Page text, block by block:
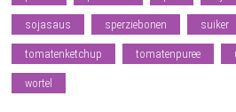
sojasaus sperziebonen suiker
tomatenketchup tomatenpuree
wortel